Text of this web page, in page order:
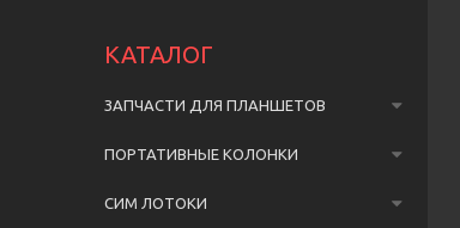
КАТАЛОГ
ЗАПЧАСТИ ДЛЯ ПЛАНШЕТОВ
ПОРТАТИВНЫЕ КОЛОНКИ
СИМ ЛОТОКИ